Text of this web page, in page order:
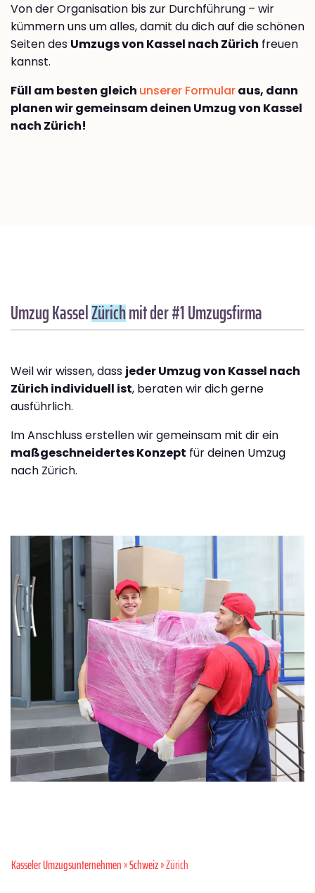
Von der Organisation bis zur Durchführung – wir
kümmern uns um alles, damit du dich auf die schönen
Seiten des Umzugs von Kassel nach Zürich freuen
kannst.
Füll am besten gleich unserer Formularaus, dann
planen wir gemeinsam deinen Umzug von Kassel
nach Zürich!
Umzug KasselZürichmit der #1 Umzugsfirma
Weil wir wissen, dass jeder Umzug von Kassel nach
Zürich individuell ist, beraten wir dich gerne
ausführlich.
Im Anschluss erstellen wir gemeinsam mit dir ein
maßgeschneidertes Konzept für deinen Umzug
nach Zürich.
Kasseler Umzugsunternehmen»Schweiz» Zürich